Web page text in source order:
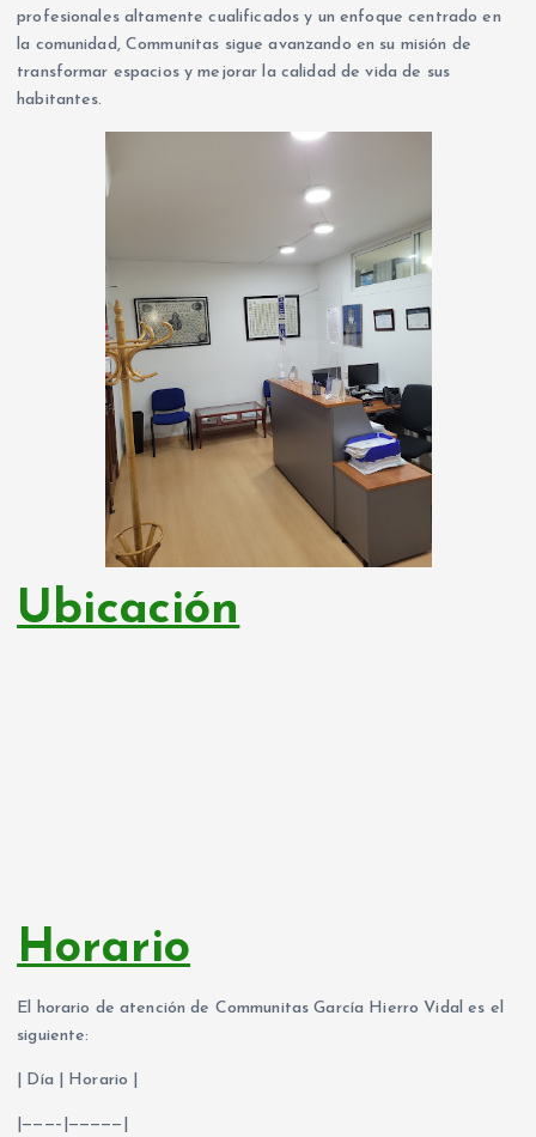
profesionales altamente cualificados y un enfoque centrado en
la comunidad, Communitas sigue avanzando en su misión de
transformar espacios y mejorar la calidad de vida de sus
habitantes.
Ubicación
Horario
El horario de atención de Communitas García Hierro Vidal es el
siguiente:
| Día | Horario |
|———–|—————|